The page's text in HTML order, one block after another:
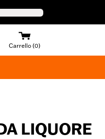
Carrello (0)
LIQUORE